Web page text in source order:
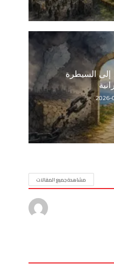
إلى السيطرة
2026-
مشاهدة جميع المقالات